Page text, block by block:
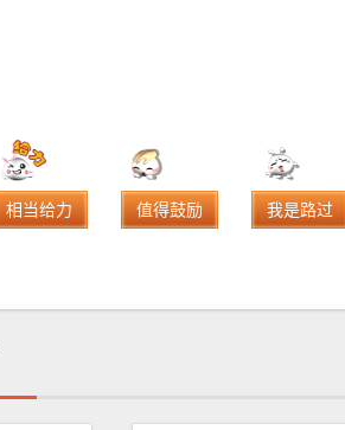
相当给力 值得鼓励 我是路过